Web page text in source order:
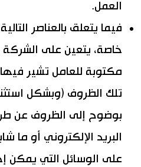
العمل.
فيما يتعلق بالعناصر
خاصة، يتعين على
مكتوبة للعامل تشير
تلك الظروف (وبشكل
بوضوح إلى الظروف عن
البريد الإلكتروني أو ما
على الوسائل التي يمكن